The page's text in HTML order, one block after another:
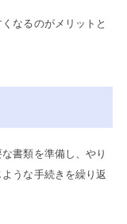
なるのがメリットと
書類を準備し、やり
うな手続きを繰り返